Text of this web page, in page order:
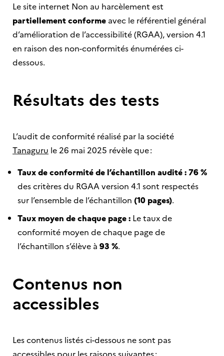
Le site internet Non au harcèlement est
partiellement conforme avec le référentiel général
d’amélioration de l’accessibilité (RGAA), version 4.1
en raison des non-conformités énumérées ci-
dessous.
Résultats des tests
L’audit de conformité réalisé par la société
Tanaguru le 26 mai 2025 révèle que :
Taux de conformité de l’échantillon audité : 76 %
des critères du RGAA version 4.1 sont respectés
sur l’ensemble de l’échantillon (10 pages).
Taux moyen de chaque page : Le taux de
conformité moyen de chaque page de
l’échantillon s’élève à 93 %.
Contenus non
accessibles
Les contenus listés ci-dessous ne sont pas
accessibles pour les raisons suivantes :